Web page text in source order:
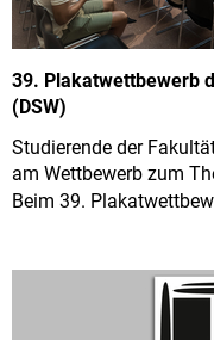
39. Plakatwettbewerb
(DSW)
Studierende der
am Wettbewerb zum
Beim 39.